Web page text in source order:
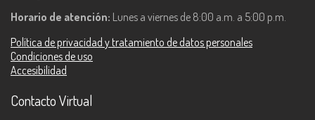
Horario de atención: Lunes a viernes de 8:00 a.m. a 5:00 p.m.
Política de privacidad y tratamiento de datos personales
Condiciones de uso
Accesibilidad
Contacto Virtual